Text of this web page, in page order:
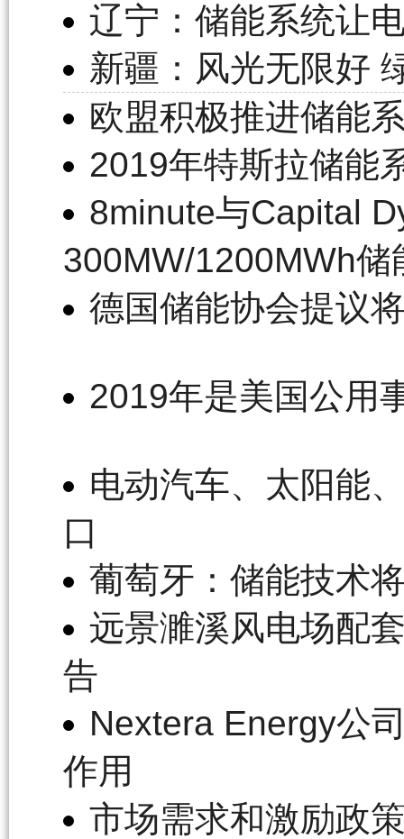
辽宁：储能系统让
新疆：风光无限好
欧盟积极推进储能
2019年特斯拉储能
8minute与Capital
300MW/1200MWh储
德国储能协会提议
2019年是美国公用
电动汽车、太阳能
口
葡萄牙：储能技术
远景濉溪风电场配
告
Nextera Energy公
作用
市场需求和激励政